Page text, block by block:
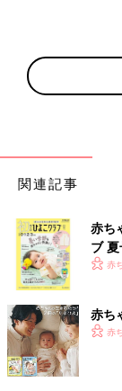
関連記事
赤ち
ブ
く！
赤
赤ち
赤